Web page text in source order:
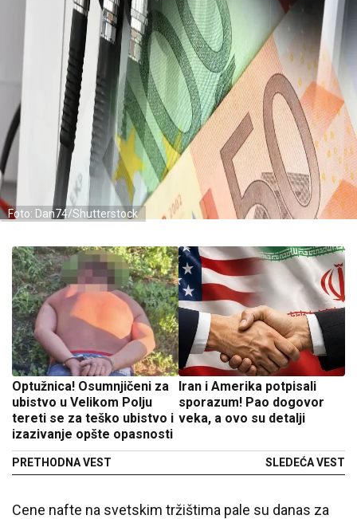
Foto: Dan74/Shutterstock
Optužnica! Osumnjičeni za
ubistvo u Velikom Polju
tereti se za teško ubistvo i
izazivanje opšte opasnosti
PRETHODNA VEST
Iran i Amerika potpisali
sporazum! Pao dogovor
veka, a ovo su detalji
SLEDEĆA VEST
Cene nafte na svetskim tržištima pale su danas za